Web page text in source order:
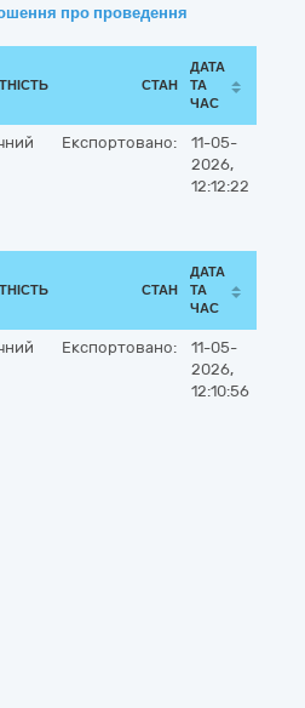
про проведення
СТАН
ДАТА
ТА
ЧАС
Експортовано:
11-05-
2026,
12:12:22
СТАН
ДАТА
ТА
ЧАС
Експортовано:
11-05-
2026,
12:10:56